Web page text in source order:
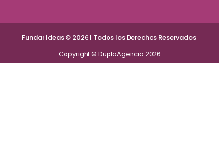
Fundar Ideas © 2026 | Todos los Derechos Reservados.
Copyright © DuplaAgencia 2026